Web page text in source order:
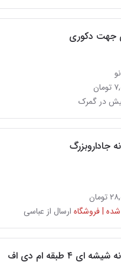
جهت دکوری
در گمرک
جاداروبزرگ
شده | فروشگاه ارسال از عباسی
ای ۴ طبقه ام دی اف